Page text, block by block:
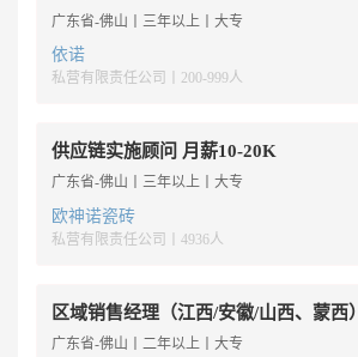
广东省-佛山丨三年以上丨大专
依诺
私营有限责任公司丨200-999人
供应链实施顾问 月薪10-20K
广东省-佛山丨三年以上丨大专
欧神诺瓷砖
私营有限责任公司丨4936人
区域销售经理（江西/安徽/山西、蒙西）
广东省-佛山丨二年以上丨大专